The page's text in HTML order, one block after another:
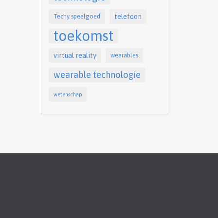
Techy speelgoed telefoon
toekomst
virtual reality wearables
wearable technologie
wetenschap